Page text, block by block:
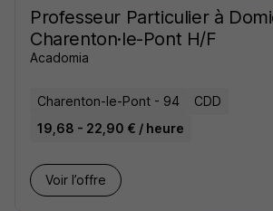
Professeur Particulier à
Charenton·le-Pont H/F
Acadomia
Charenton-le-Pont - 94
CDD
19,68 - 22,90 € / heure
Voir l’offre